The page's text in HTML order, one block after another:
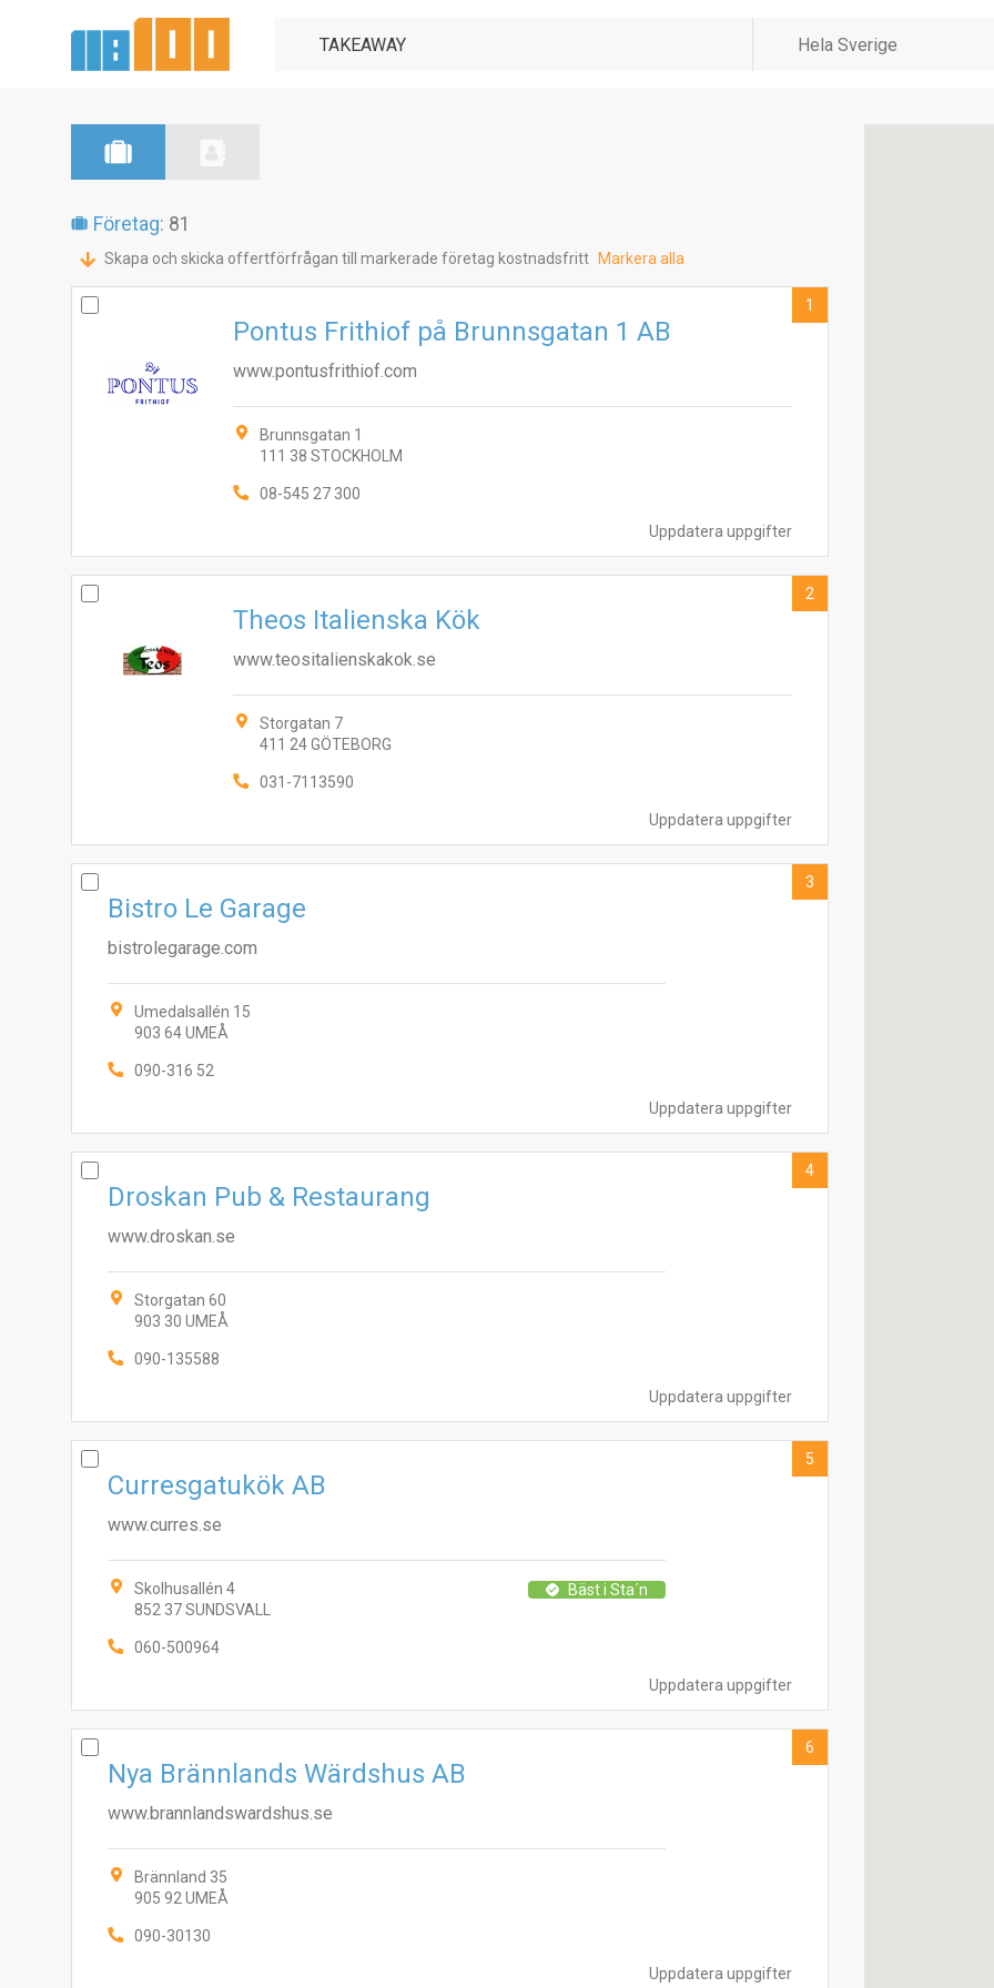
Företag: 81
Skapa och skicka offertförfrågan till markerade företag kostnadsfritt Markera alla
Uppdatera uppgifter
Pontus Frithiof på Brunnsgatan 1 AB
www.pontusfrithiof.com
Brunnsgatan 1
111 38 STOCKHOLM
08-545 27 300
1
Uppdatera uppgifter
Theos Italienska Kök
www.teositalienskakok.se
Storgatan 7
411 24 GÖTEBORG
031-7113590
2
Uppdatera uppgifter
Bistro Le Garage
bistrolegarage.com
Umedalsallén 15
903 64 UMEÅ
090-316 52
3
Uppdatera uppgifter
Droskan Pub & Restaurang
www.droskan.se
Storgatan 60
903 30 UMEÅ
090-135588
4
Uppdatera uppgifter
Curresgatukök AB
www.curres.se
Skolhusallén 4
852 37 SUNDSVALL
060-500964
Bäst i Sta´n
5
Uppdatera uppgifter
Nya Brännlands Wärdshus AB
www.brannlandswardshus.se
Brännland 35
905 92 UMEÅ
090-30130
6